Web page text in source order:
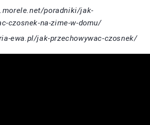
poradniki/jak-
czosnek-na-zime-w-domu/
ewa.pl/jak-przechowywac-czosnek/